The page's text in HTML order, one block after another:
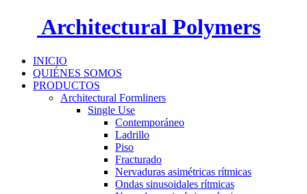
Architectural Polymers
INICIO
QUIÉNES SOMOS
PRODUCTOS
Architectural Formliners
Single Use
Contemporáneo
Ladrillo
Piso
Fracturado
Nervaduras asimétricas rítmicas
Ondas sinusoidales rítmicas